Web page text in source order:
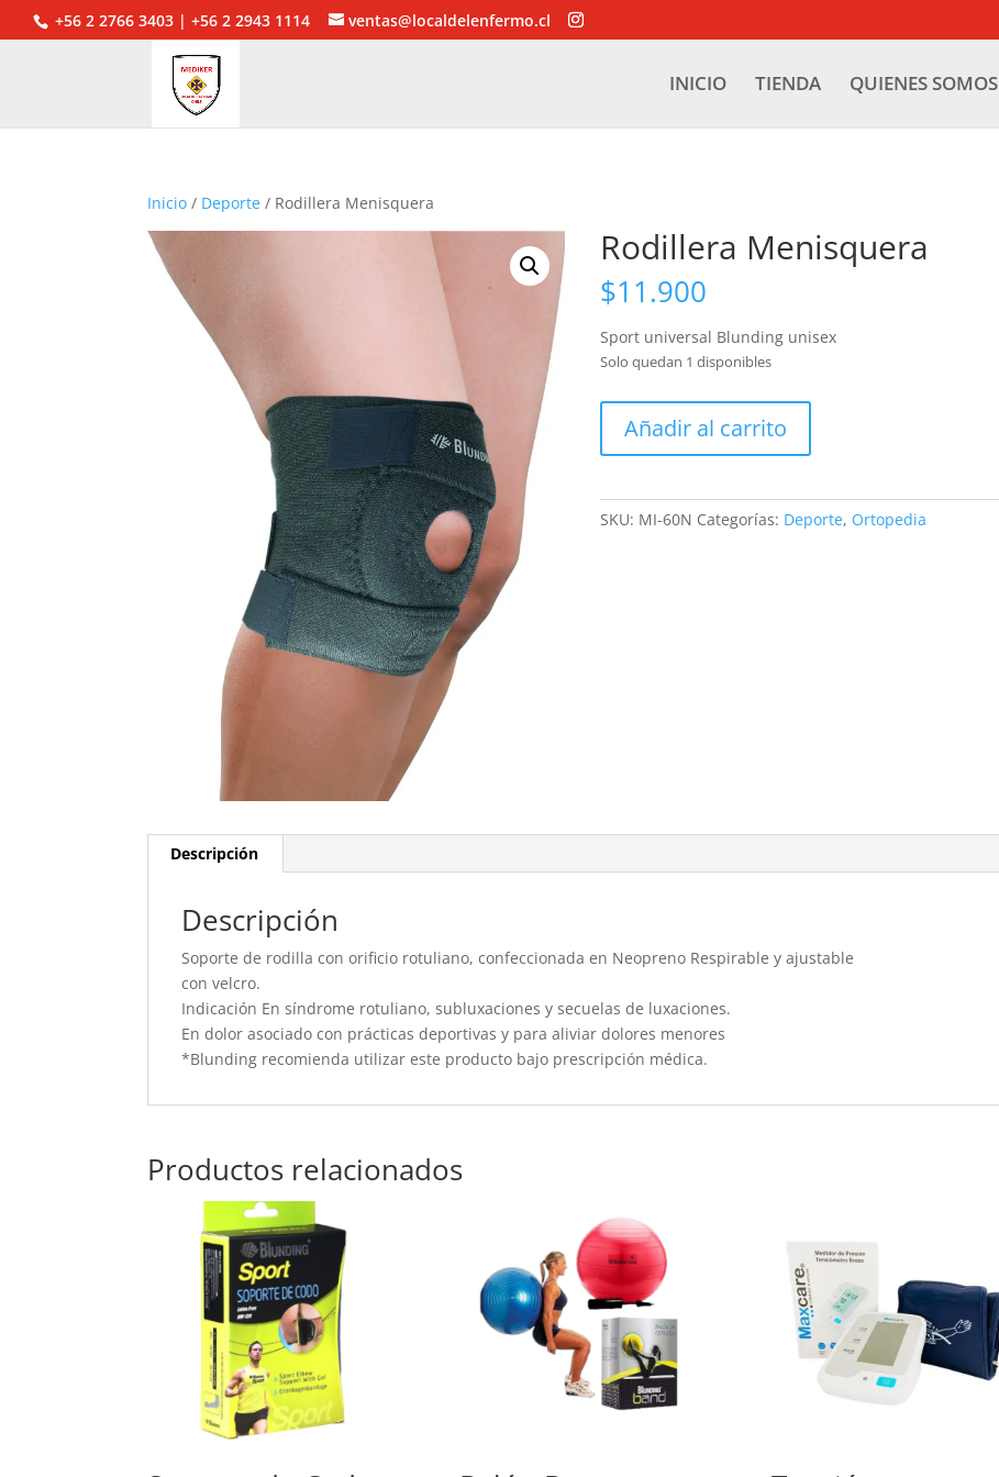
+56 2 2766 3403 | +56 2 2943 1114 ventas@localdelenfermo.cl
INICIO TIENDA QUIENES SOMOS
Inicio / Deporte / Rodillera Menisquera
Rodillera Menisquera
$11.900
Sport universal Blunding unisex
Solo quedan 1 disponibles
Menisquera
cantidad
Añadir al carrito
SKU: MI-60N Categorías: Deporte, Ortopedia
Descripción
Descripción
Soporte de rodilla con orificio rotuliano, confeccionada en Neopreno Respirable y ajustable
con velcro.
Indicación En síndrome rotuliano, subluxaciones y secuelas de luxaciones.
En dolor asociado con prácticas deportivas y para aliviar dolores menores
*Blunding recomienda utilizar este producto bajo prescripción médica.
Productos relacionados